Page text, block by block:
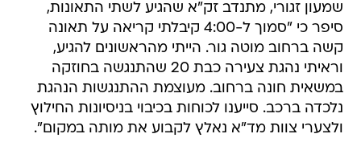
קשה ברחוב מוטה גור. הייתי מהראשונים להגיע,
וראיתי נהגת צעירה כבת 20 שהתנגשה בחוזקה
במשאית חונה ברחוב. מעוצמת ההתנגשות הנהגת
נלכדה ברכב. סייענו לכוחות בכיבוי בניסיונות החילוץ
ולצערי צוות מד"א נאלץ לקבוע את מותה במקום".
עוד בוואלה! NEWS: